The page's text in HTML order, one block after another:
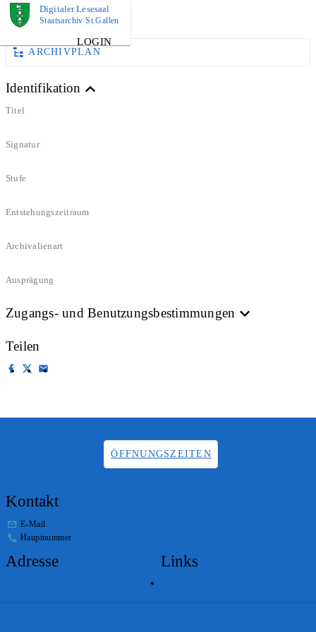
Digitaler Lesesaal
Staatsarchiv St.Gallen
LOGIN
DOKUMENT
ARCHIVPLAN
Identifikation
Titel
Signatur
Stufe
Entstehungszeitraum
Archivalienart
Ausprägung
Zugangs- und Benutzungsbestimmungen
Teilen
ÖFFNUNGSZEITEN
Kontakt
E-Mail
Hauptnummer
Adresse Links